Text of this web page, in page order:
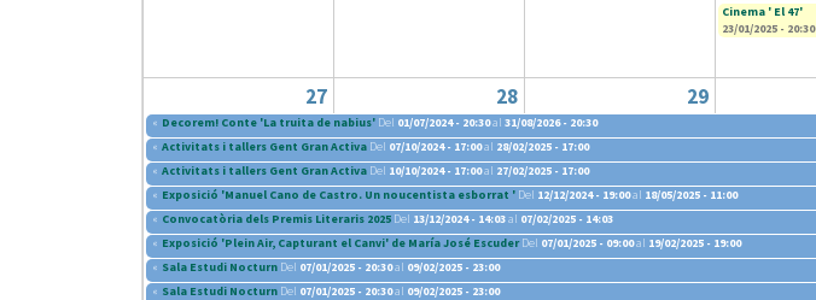
Cinema ' El 47'
23/01/2025 - 20:30
27 28 29
« Decorem! Conte 'La truita de nabius' Del 01/07/2024 - 20:30al 31/08/2026 - 20:30
« Activitats i tallers Gent Gran Activa Del 07/10/2024 - 17:00al 28/02/2025 - 17:00
« Activitats i tallers Gent Gran Activa Del 10/10/2024 - 17:00al 27/02/2025 - 17:00
« Exposició 'Manuel Cano de Castro. Un noucentista esborrat ' Del 12/12/2024 - 19:00al 18/05/2025 - 11:00
« Convocatòria dels Premis Literaris 2025 Del 13/12/2024 - 14:03al 07/02/2025 - 14:03
« Exposició 'Plein Air, Capturant el Canvi' de María José Escuder Del 07/01/2025 - 09:00al 19/02/2025 - 19:00
« Sala Estudi Nocturn Del 07/01/2025 - 20:30al 09/02/2025 - 23:00
« Sala Estudi Nocturn Del 07/01/2025 - 20:30al 09/02/2025 - 23:00